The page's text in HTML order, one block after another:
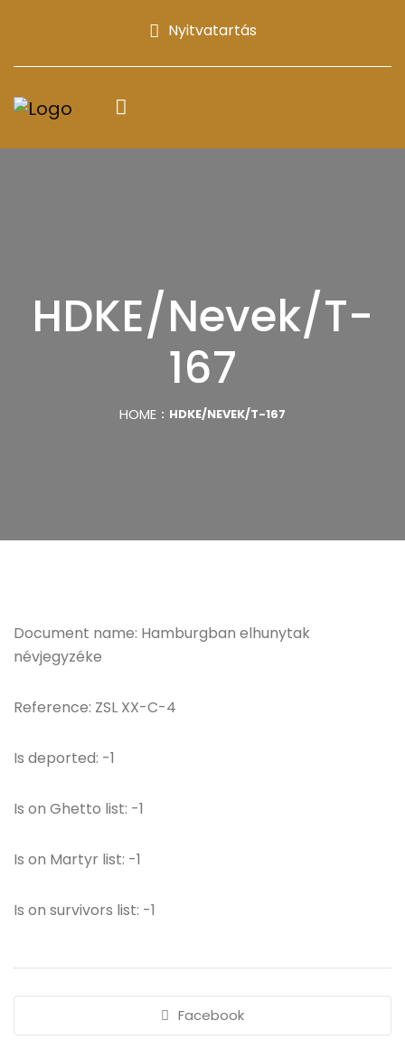
Nyitvatartás
HDKE/Nevek/T-
167
HOME HDKE/NEVEK/T-167
Document name: Hamburgban elhunytak
névjegyzéke
Reference: ZSL XX-C-4
Is deported: -1
Is on Ghetto list: -1
Is on Martyr list: -1
Is on survivors list: -1
Facebook